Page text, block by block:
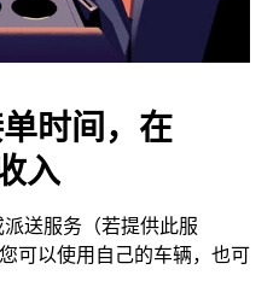
时间，在
入
送服务（若提供此服
可以使用自己的车辆，也可